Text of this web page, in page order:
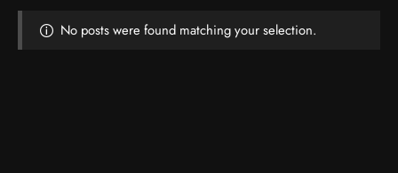
No posts were found matching your selection.